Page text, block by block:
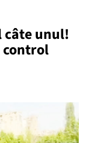
câte unul!
control